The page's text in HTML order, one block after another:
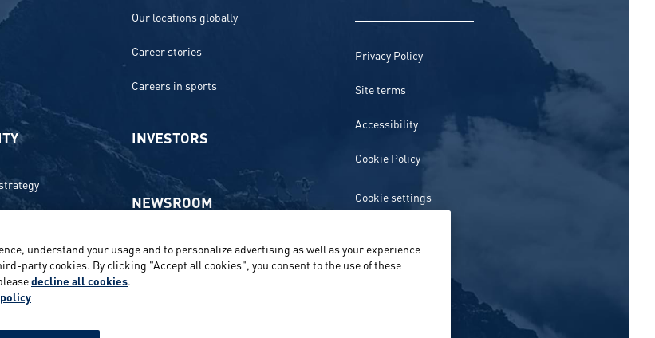
Our locations globally
Career stories
Careers in sports
INVESTORS
NEWSROOM
Media contacts and materials
Privacy Policy
Site terms
Accessibility
Cookie Policy
Cookie settings
understand your usage and to personalize advertising as well as your experience
party cookies. By clicking "Accept all cookies", you consent to the use of these
decline all cookies.